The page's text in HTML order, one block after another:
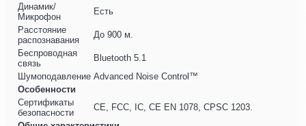
Динамик/
Микрофон
Есть
Расстояние
распознавания
До 900 м.
Беспроводная
связь
Bluetooth 5.1
Шумоподавление Advanced Noise Control™
Особенности
Сертификаты
безопасности
CE, FCC, IC, CE EN 1078, CPSC 1203.